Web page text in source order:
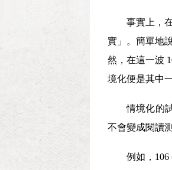
事實上，
實」。簡單地
然，在這一波
境化便是其中
情境化的
不會變成閱讀
例如， 106